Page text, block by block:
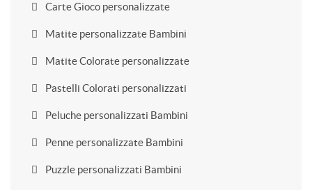
Carte Gioco personalizzate
Matite personalizzate Bambini
Matite Colorate personalizzate
Pastelli Colorati personalizzati
Peluche personalizzati Bambini
Penne personalizzate Bambini
Puzzle personalizzati Bambini